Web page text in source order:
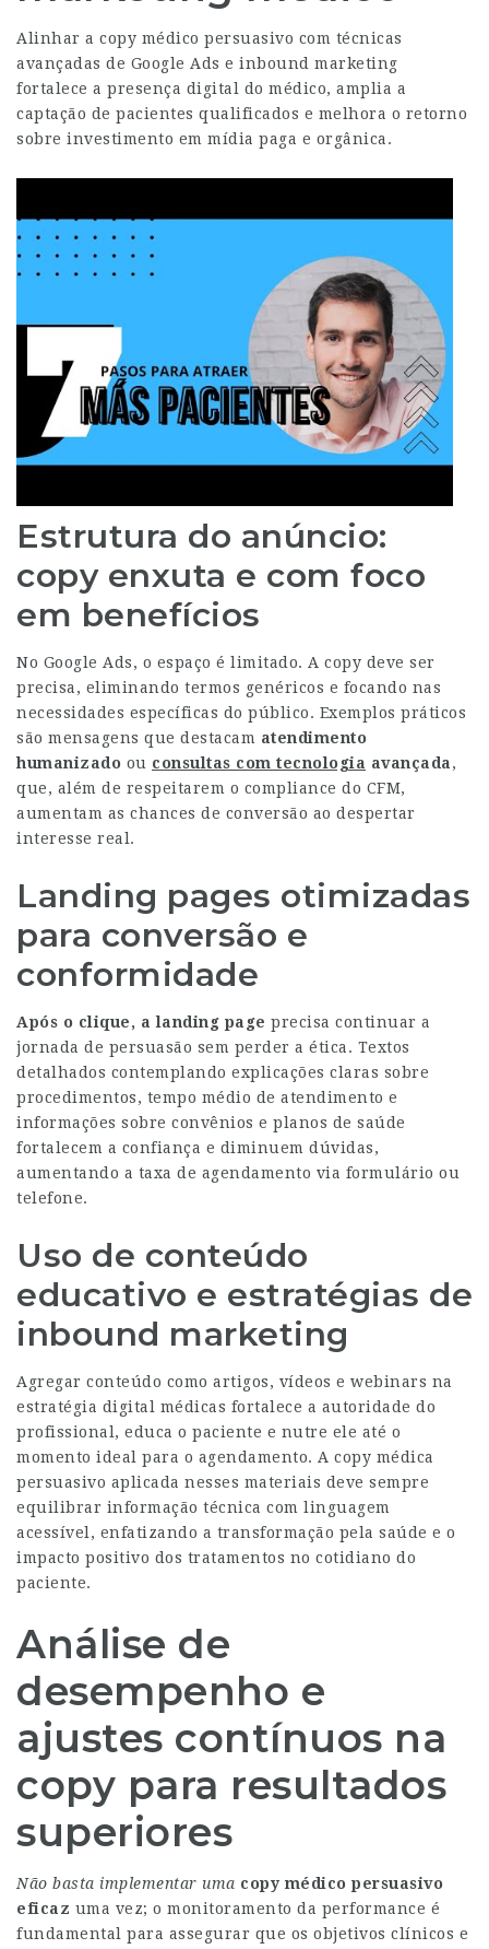
Alinhar a copy médico persuasivo com técnicas
avançadas de Google Ads e inbound marketing
fortalece a presença digital do médico, amplia a
captação de pacientes qualificados e melhora o retorno
sobre investimento em mídia paga e orgânica.
Estrutura do anúncio:
copy enxuta e com foco
em benefícios
No Google Ads, o espaço é limitado. A copy deve ser
precisa, eliminando termos genéricos e focando nas
necessidades específicas do público. Exemplos práticos
são mensagens que destacam atendimento
humanizado ou consultas com tecnologia avançada,
que, além de respeitarem o compliance do CFM,
aumentam as chances de conversão ao despertar
interesse real.
Landing pages otimizadas
para conversão e
conformidade
Após o clique, a landing page precisa continuar a
jornada de persuasão sem perder a ética. Textos
detalhados contemplando explicações claras sobre
procedimentos, tempo médio de atendimento e
informações sobre convênios e planos de saúde
fortalecem a confiança e diminuem dúvidas,
aumentando a taxa de agendamento via formulário ou
telefone.
Uso de conteúdo
educativo e estratégias de
inbound marketing
Agregar conteúdo como artigos, vídeos e webinars na
estratégia digital médicas fortalece a autoridade do
profissional, educa o paciente e nutre ele até o
momento ideal para o agendamento. A copy médica
persuasivo aplicada nesses materiais deve sempre
equilibrar informação técnica com linguagem
acessível, enfatizando a transformação pela saúde e o
impacto positivo dos tratamentos no cotidiano do
paciente.
Análise de
desempenho e
ajustes contínuos na
copy para resultados
superiores
Não basta implementar uma copy médico persuasivo
eficaz uma vez; o monitoramento da performance é
fundamental para assegurar que os objetivos clínicos e